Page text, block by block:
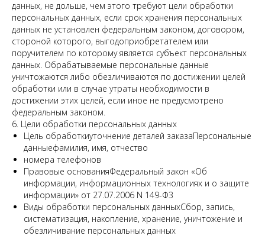
данных, не дольше, чем этого требуют цели обработки
персональных данных, если срок хранения персональных
данных не установлен федеральным законом, договором,
стороной которого, выгодоприобретателем или
поручителем по которому является субъект персональных
данных. Обрабатываемые персональные данные
уничтожаются либо обезличиваются по достижении целей
обработки или в случае утраты необходимости в
достижении этих целей, если иное не предусмотрено
федеральным законом.
6. Цели обработки персональных данных
Цель обработкиуточнение деталей заказаПерсональные
данныефамилия, имя, отчество
номера телефонов
Правовые основанияФедеральный закон «Об
информации, информационных технологиях и о защите
информации» от 27.07.2006 N 149-ФЗ
Виды обработки персональных данныхСбор, запись,
систематизация, накопление, хранение, уничтожение и
обезличивание персональных данных